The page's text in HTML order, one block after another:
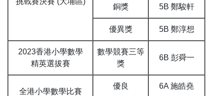
銅獎 5B 鄭駿軒
優異獎 5B 鄭淳想
2023香港小學數學
精英選拔賽
數學競賽三等
獎
6B 彭舜一
全港小學數學比賽
優良 6A 施皓堯